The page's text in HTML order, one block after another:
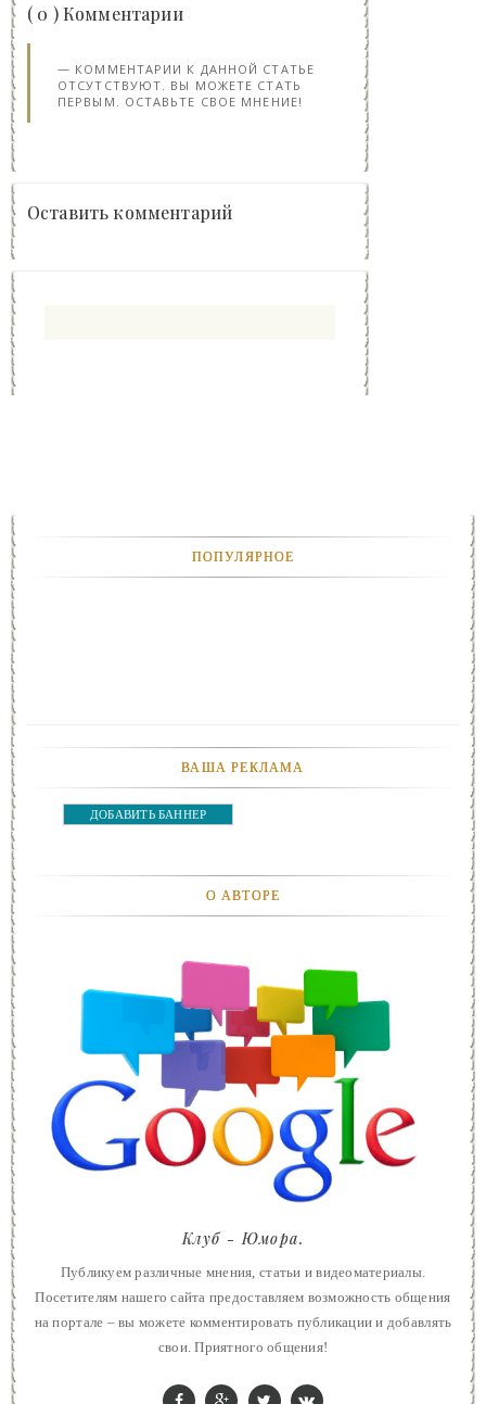
( 0 ) Комментарии
КОММЕНТАРИИ К ДАННОЙ СТАТЬЕ
ОТСУТСТВУЮТ. ВЫ МОЖЕТЕ СТАТЬ
ПЕРВЫМ. ОСТАВЬТЕ СВОЕ МНЕНИЕ!
Оставить комментарий
ПОПУЛЯРНОЕ
ВАША РЕКЛАМА
ДОБАВИТЬ БАННЕР
О АВТОРЕ
Клуб - Юмора.
Публикуем различные мнения, статьи и видеоматериалы.
Посетителям нашего сайта предоставляем возможность общения
на портале – вы можете комментировать публикации и добавлять
свои. Приятного общения!